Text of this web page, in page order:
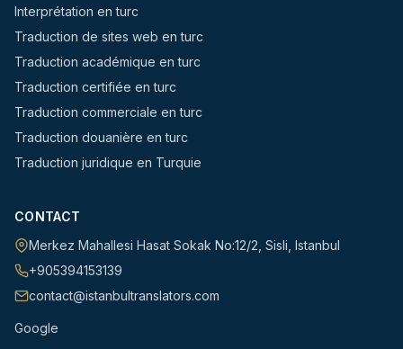
Interprétation en turc
Traduction de sites web en turc
Traduction académique en turc
Traduction certifiée en turc
Traduction commerciale en turc
Traduction douanière en turc
Traduction juridique en Turquie
CONTACT
Merkez Mahallesi Hasat Sokak No:12/2 Sisli Istanbul
+905394153139
contact@istanbultranslators.com
Google